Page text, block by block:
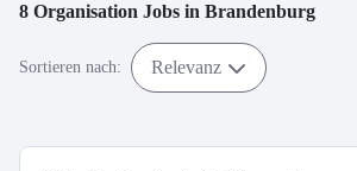
8 Organisation Jobs in Brandenburg
Sortieren nach: Relevanz